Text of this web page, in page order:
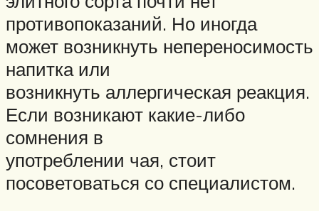
противопоказаний. Но иногда
может возникнуть непереносимость
напитка или
возникнуть аллергическая реакция.
Если возникают какие-либо
сомнения в
употреблении чая, стоит
посоветоваться со специалистом.